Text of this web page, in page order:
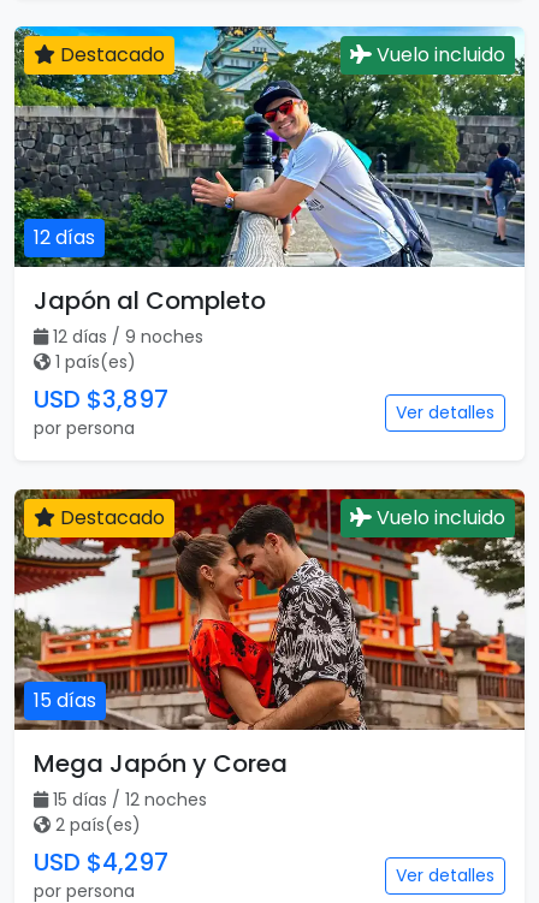
12 días
Destacado Vuelo incluido
Japón al Completo
12 días / 9 noches
1 país(es)
USD $3,897
por persona
Ver detalles
15 días
Destacado Vuelo incluido
Mega Japón y Corea
15 días / 12 noches
2 país(es)
USD $4,297
por persona
Ver detalles